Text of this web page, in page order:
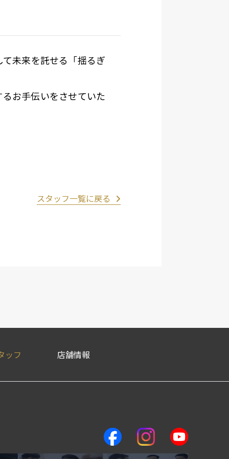
未来を託せる「揺るぎ
お手伝いをさせていた
スタッフ一覧に戻る
ッフ 店舗情報